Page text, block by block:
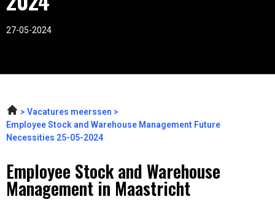
27-05-2024
Vacatures meerssen
Employee Stock and Warehouse Management Future
Necessities 25-05-2024
Employee Stock and Warehouse
Management in Maastricht